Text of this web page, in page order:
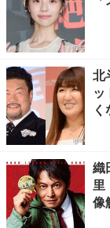
北
ッ
織
里
像